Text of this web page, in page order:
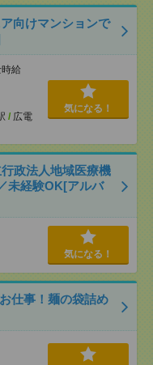
向けマンションで
給
/ 広電
気になる！
政法人地域医療機
未経験OK[アルバ
気になる！
仕事！麺の袋詰め